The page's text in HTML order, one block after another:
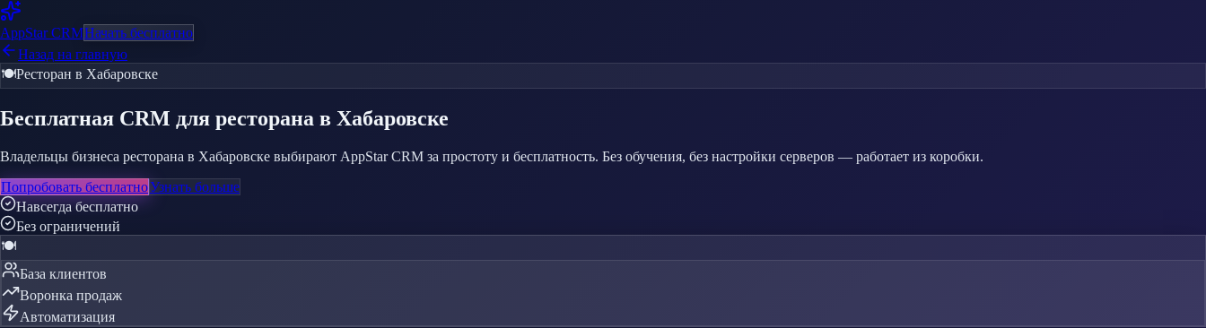
AppStarCRMНачать бесплатно
Назад на главную
🍽️Ресторан в Хабаровске
Бесплатная CRM для ресторана в Хабаровске
Владельцы бизнеса ресторана в Хабаровске выбирают AppStar CRM за простоту и бесплатность. Без обучения, без настройки серверов — работает из коробки.
Попробовать бесплатноУзнать больше
Навсегда бесплатно
Без ограничений
🍽️
База клиентов
Воронка продаж
Автоматизация